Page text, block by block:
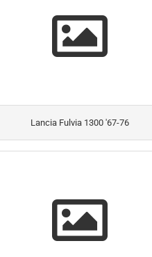
Lancia Fulvia 1300 '67-76